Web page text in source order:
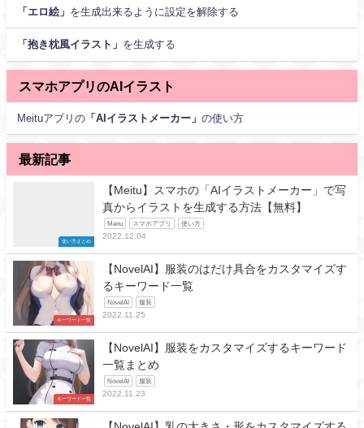
「エロ絵」 を生成出来るように設定を解除する
「抱き枕風イラスト」 を生成する
スマホアプリのAIイラスト
Meituアプリの「AIイラストメーカー」 の使い方
最新記事
使い方まとめ
【Meitu】スマホの「AIイラストメーカー」で写
真からイラストを生成する方法【無料】
Meitu スマホアプリ 使い方
2022.12.04
キーワード一覧
【NovelAI】服装のはだけ具合をカスタマイズす
るキーワード一覧
NovelAI 服装
2022.11.25
キーワード一覧
【NovelAI】服装をカスタマイズするキーワード
一覧まとめ
NovelAI 服装
2022.11.23